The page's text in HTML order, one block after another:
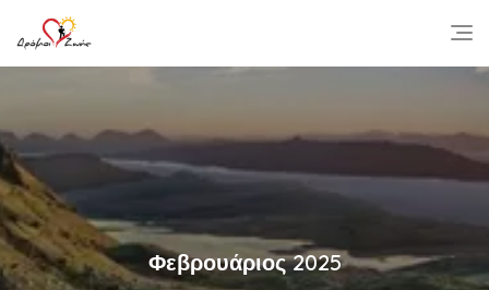
content
Φεβρουάριος 2025